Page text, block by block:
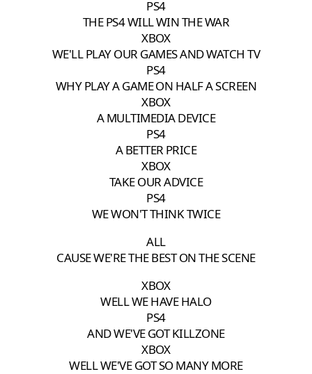
THE PS4 WILL WIN THE WAR
XBOX
WE'LL PLAY OUR GAMES AND WATCH TV
WHY PLAY A GAME ON HALF A SCREEN
XBOX
A MULTIMEDIA DEVICE
A BETTER PRICE
XBOX
TAKE OUR ADVICE
WE WON'T THINK TWICE
CAUSE WE'RE THE BEST ON THE SCENE
XBOX
WELL WE HAVE HALO
AND WE'VE GOT KILLZONE
XBOX
WELL WE'VE GOT SO MANY MORE